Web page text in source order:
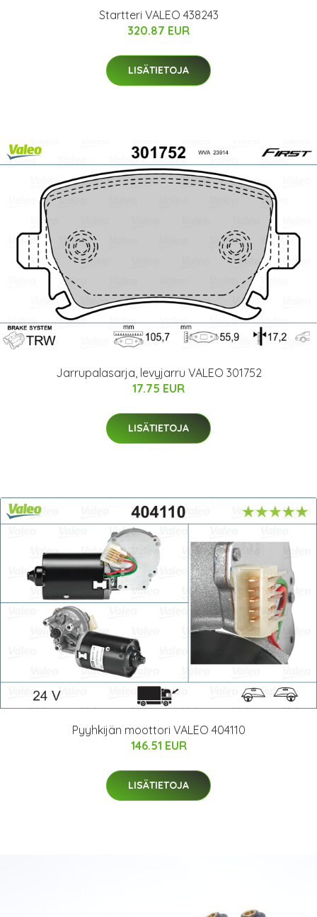
Startteri VALEO 438243
320.87 EUR
LISÄTIETOJA
Jarrupalasarja, levyjarru VALEO 301752
17.75 EUR
LISÄTIETOJA
Pyyhkijän moottori VALEO 404110
146.51 EUR
LISÄTIETOJA